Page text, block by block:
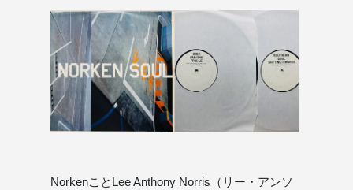
NorkenことLee Anthony Norris（リー・アンソ